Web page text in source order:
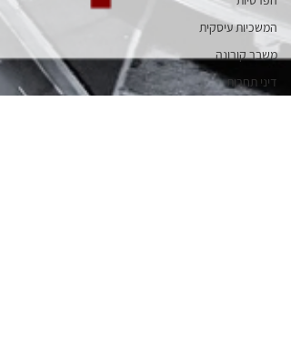
המשכיות עיסקית
משבר קורונה
דיני תחרות